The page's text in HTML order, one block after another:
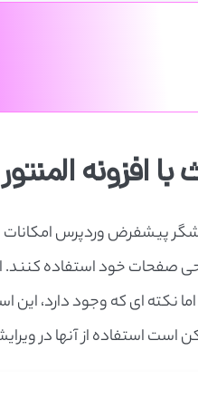
افزونه المنتور
پیشفرض وردپرس
صفحات خود استفاده
ای که وجود دارد، این
از آنها در